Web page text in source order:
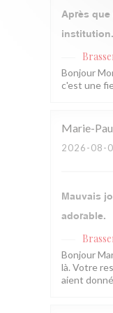
Après
Bonjour
c'est une
Marie-
2026-08-
Mauvais
adorable.
Bonjour
là. Votre
aient